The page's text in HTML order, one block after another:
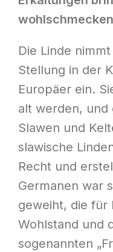
Die Linde
Stellung in der
Europäer ein.
alt werden, und
Slawen und
slawische
Recht und
Germanen war
geweiht, die für
Wohlstand und
sogenannten